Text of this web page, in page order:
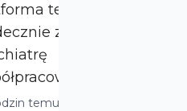
telemedyczna
zaprasza do
warto z nami
- Elastyczny grafik pracy
się do...
temu